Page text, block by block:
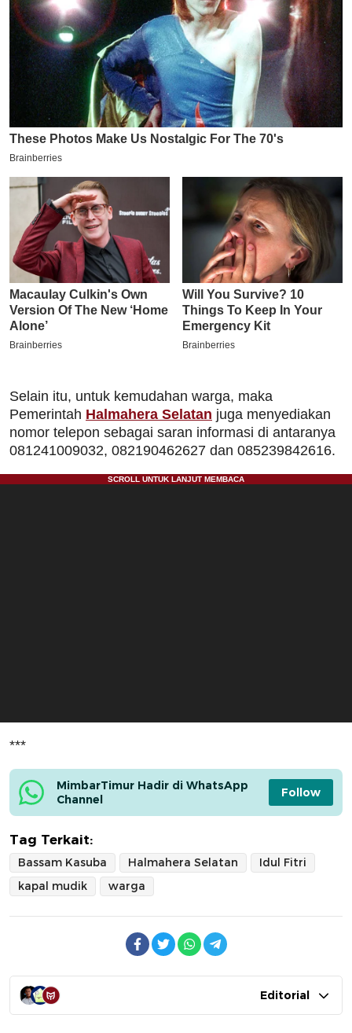
Selain itu, untuk kemudahan warga, maka
Pemerintah Halmahera Selatan juga menyediakan
nomor telepon sebagai saran informasi di antaranya
081241009032, 082190462627 dan 085239842616.
***
MimbarTimur Hadir di WhatsApp
Channel
Follow
Tag Terkait:
Bassam Kasuba Halmahera Selatan
Idul Fitri
kapal mudik
warga
Editorial